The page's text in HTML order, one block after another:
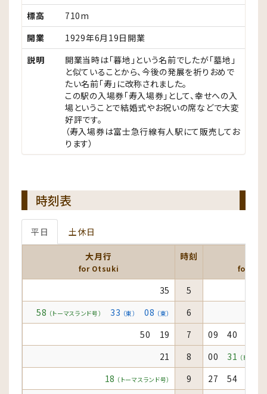
標高
710m
開業
1929年6月19日開業
説明
開業当時は「暮地」という名前でしたが「墓地」
と似ていることから、今後の発展を祈りおめで
たい名前「寿」に改称されました。
この駅の入場券「寿入場券」として、幸せへの入
場ということで結婚式やお祝いの席などで大変
好評です。
（寿入場券は富士急行線有人駅にて販売してお
ります）
時刻表
平日 土休日
大月行
for Otsuki
時刻
for
35
5
58 （トーマスランド号） 33 （東） 08 （東）
6
50 19
7
09 40
21
8 00 31 （トーマ
18 （トーマスランド号） 9
27 54